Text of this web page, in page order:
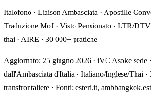
Italofono · Liaison Ambasciata · Apostille
Traduzione MoJ · Visto Pensionato · LTR/
thai · AIRE · 30 000+ pratiche
Aggiornato: 25 giugno 2026 · iVC Asoke sede
dall'Ambasciata d'Italia · Italiano/Inglese/Thai ·
transfrontaliere · Fonti: esteri.it,